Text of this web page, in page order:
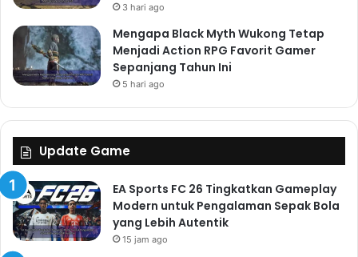
3 hari ago
Mengapa Black Myth Wukong Tetap
Menjadi Action RPG Favorit Gamer
Sepanjang Tahun Ini
5 hari ago
Update Game
EA Sports FC 26 Tingkatkan Gameplay
Modern untuk Pengalaman Sepak Bola
yang Lebih Autentik
15 jam ago